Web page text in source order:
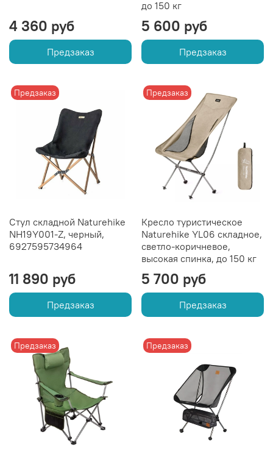
4 360 руб
Предзаказ
до 150 кг
5 600 руб
Предзаказ
Предзаказ
Стул складной Naturehike
NH19Y001-Z, черный,
6927595734964
11 890 руб
Предзаказ
Предзаказ
Кресло туристическое
Naturehike YL06 складное,
светло-коричневое,
высокая спинка, до 150 кг
5 700 руб
Предзаказ
Предзаказ Предзаказ